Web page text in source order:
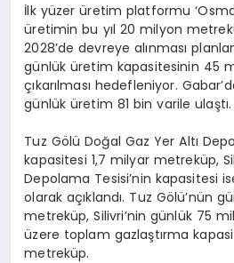
İlk yüzer üretim platformu
üretimin bu yıl 20 milyon
2028’de devreye alınması
günlük üretim kapasitesinin 45
çıkarılması hedefleniyor.
günlük üretim 81 bin varile ulaştı.
Tuz Gölü Doğal Gaz Yer Altı
kapasitesi 1,7 milyar metreküp,
Depolama Tesisi’nin kapasitesi
olarak açıklandı. Tuz Gölü’nün
metreküp, Silivri’nin günlük 75
üzere toplam gazlaştırma
metreküp.